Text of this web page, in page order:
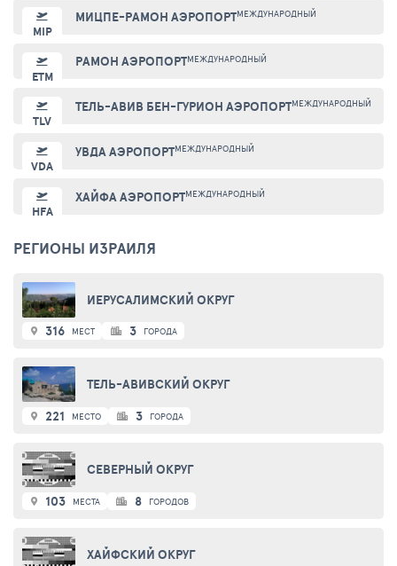
MIP
МИЦПЕ-РАМОН АЭРОПОРТМЕЖДУНАРОДНЫЙ
ETM
РАМОН АЭРОПОРТМЕЖДУНАРОДНЫЙ
TLV
ТЕЛЬ-АВИВ БЕН-ГУРИОН АЭРОПОРТМЕЖДУНАРОДНЫЙ
VDA
УВДА АЭРОПОРТМЕЖДУНАРОДНЫЙ
HFA
ХАЙФА АЭРОПОРТМЕЖДУНАРОДНЫЙ
РЕГИОНЫ ИЗРАИЛЯ
ИЕРУСАЛИМСКИЙ ОКРУГ
316
МЕСТ 3 ГОРОДА
ТЕЛЬ-АВИВСКИЙ ОКРУГ
221
МЕСТО 3 ГОРОДА
СЕВЕРНЫЙ ОКРУГ
103
МЕСТА 8 ГОРОДОВ
ХАЙФСКИЙ ОКРУГ